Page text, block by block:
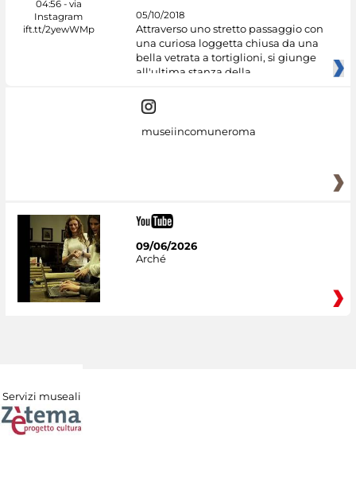
05/10/2018
Attraverso uno stretto passaggio con
una curiosa loggetta chiusa da una
bella vetrata a tortiglioni, si giunge
all'ultima stanza della
museiincomuneroma
09/06/2026
Arché
Servizi museali